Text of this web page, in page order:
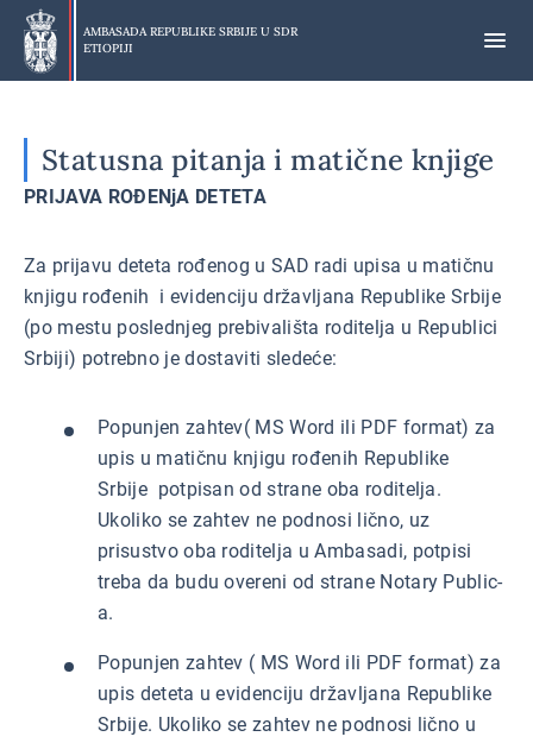
Preskoči
glavni
deo
AMBASADA REPUBLIKE SRBIJE U SDR
ETIOPIJI
Statusna pitanja i matične knjige
PRIJAVA ROĐENjA DETETA
Za prijavu deteta rođenog u SAD radi upisa u matičnu
knjigu rođenih i evidenciju državljana Republike Srbije
(po mestu poslednjeg prebivališta roditelja u Republici
Srbiji) potrebno je dostaviti sledeće:
Popunjen zahtev( MS Word ili PDF format) za
upis u matičnu knjigu rođenih Republike
Srbije potpisan od strane oba roditelja.
Ukoliko se zahtev ne podnosi lično, uz
prisustvo oba roditelja u Ambasadi, potpisi
treba da budu overeni od strane Notary Public-
a.
Popunjen zahtev ( MS Word ili PDF format) za
upis deteta u evidenciju državljana Republike
Srbije. Ukoliko se zahtev ne podnosi lično u